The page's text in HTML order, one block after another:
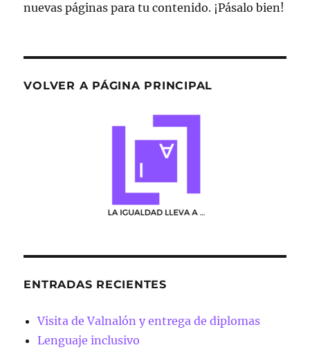
nuevas páginas para tu contenido. ¡Pásalo bien!
VOLVER A PÁGINA PRINCIPAL
ENTRADAS RECIENTES
Visita de Valnalón y entrega de diplomas
Lenguaje inclusivo